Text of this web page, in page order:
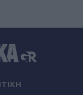
Οικολόγων
Ευρώπη σε